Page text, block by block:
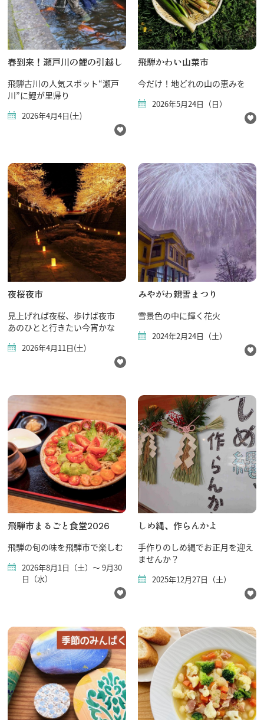
春到来！瀬戸川の鯉の引越し
飛騨古川の人気スポット“瀬戸
川”に鯉が里帰り
2026年4月4日(土)
飛騨かわい山菜市
今だけ！地どれの山の恵みを
2026年5月24日（日）
夜桜夜市
見上げれば夜桜、歩けば夜市
あのひとと行きたい今宵かな
2026年4月11日(土)
みやがわ親雪まつり
雪景色の中に輝く花火
2024年2月24日（土）
飛騨市まるごと食堂2026
飛騨の旬の味を飛騨市で楽しむ
2026年8月1日（土）～ 9月30
日（水）
しめ縄、作らんかよ
手作りのしめ縄でお正月を迎え
ませんか？
2025年12月27日（土）